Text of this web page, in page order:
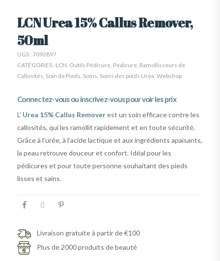
LCN Urea 15% Callus Remover,
50ml
UGS : 7092897
CATÉGORIES : LCN Outils Pédicure Pédicure Ramollisseurs de
Callosités Soin de Pieds Soins Soins des pieds Urea Webshop
Connectez-vous ou inscrivez-vous pour voir les prix
L’ Urea 15% Callus Removerest un soin efficace contre les
callosités, qui les ramollit rapidement et en toute sécurité.
Grâce à l’urée, à l’acide lactique et aux ingrédients apaisants,
la peau retrouve douceur et confort. Idéal pour les
pédicures et pour toute personne souhaitant des pieds
lisses et sains.
Livraison gratuite à partir de €100
Plus de 2000 produits de beauté